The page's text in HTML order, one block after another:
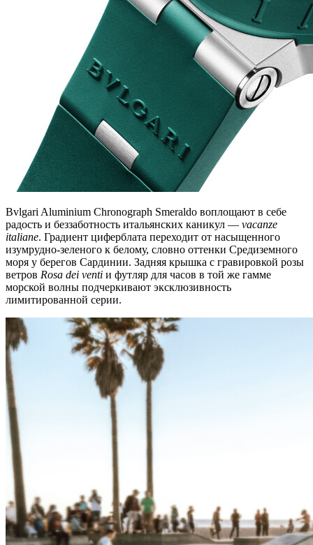
Bvlgari Aluminium Chronograph Smeraldo воплощают в себе
радость и беззаботность итальянских каникул — vacanze
italiane. Градиент циферблата переходит от насыщенного
изумрудно-зеленого к белому, словно оттенки Средиземного
моря у берегов Сардинии. Задняя крышка с гравировкой розы
ветров Rosa dei venti и футляр для часов в той же гамме
морской волны подчеркивают эксклюзивность
лимитированной серии.